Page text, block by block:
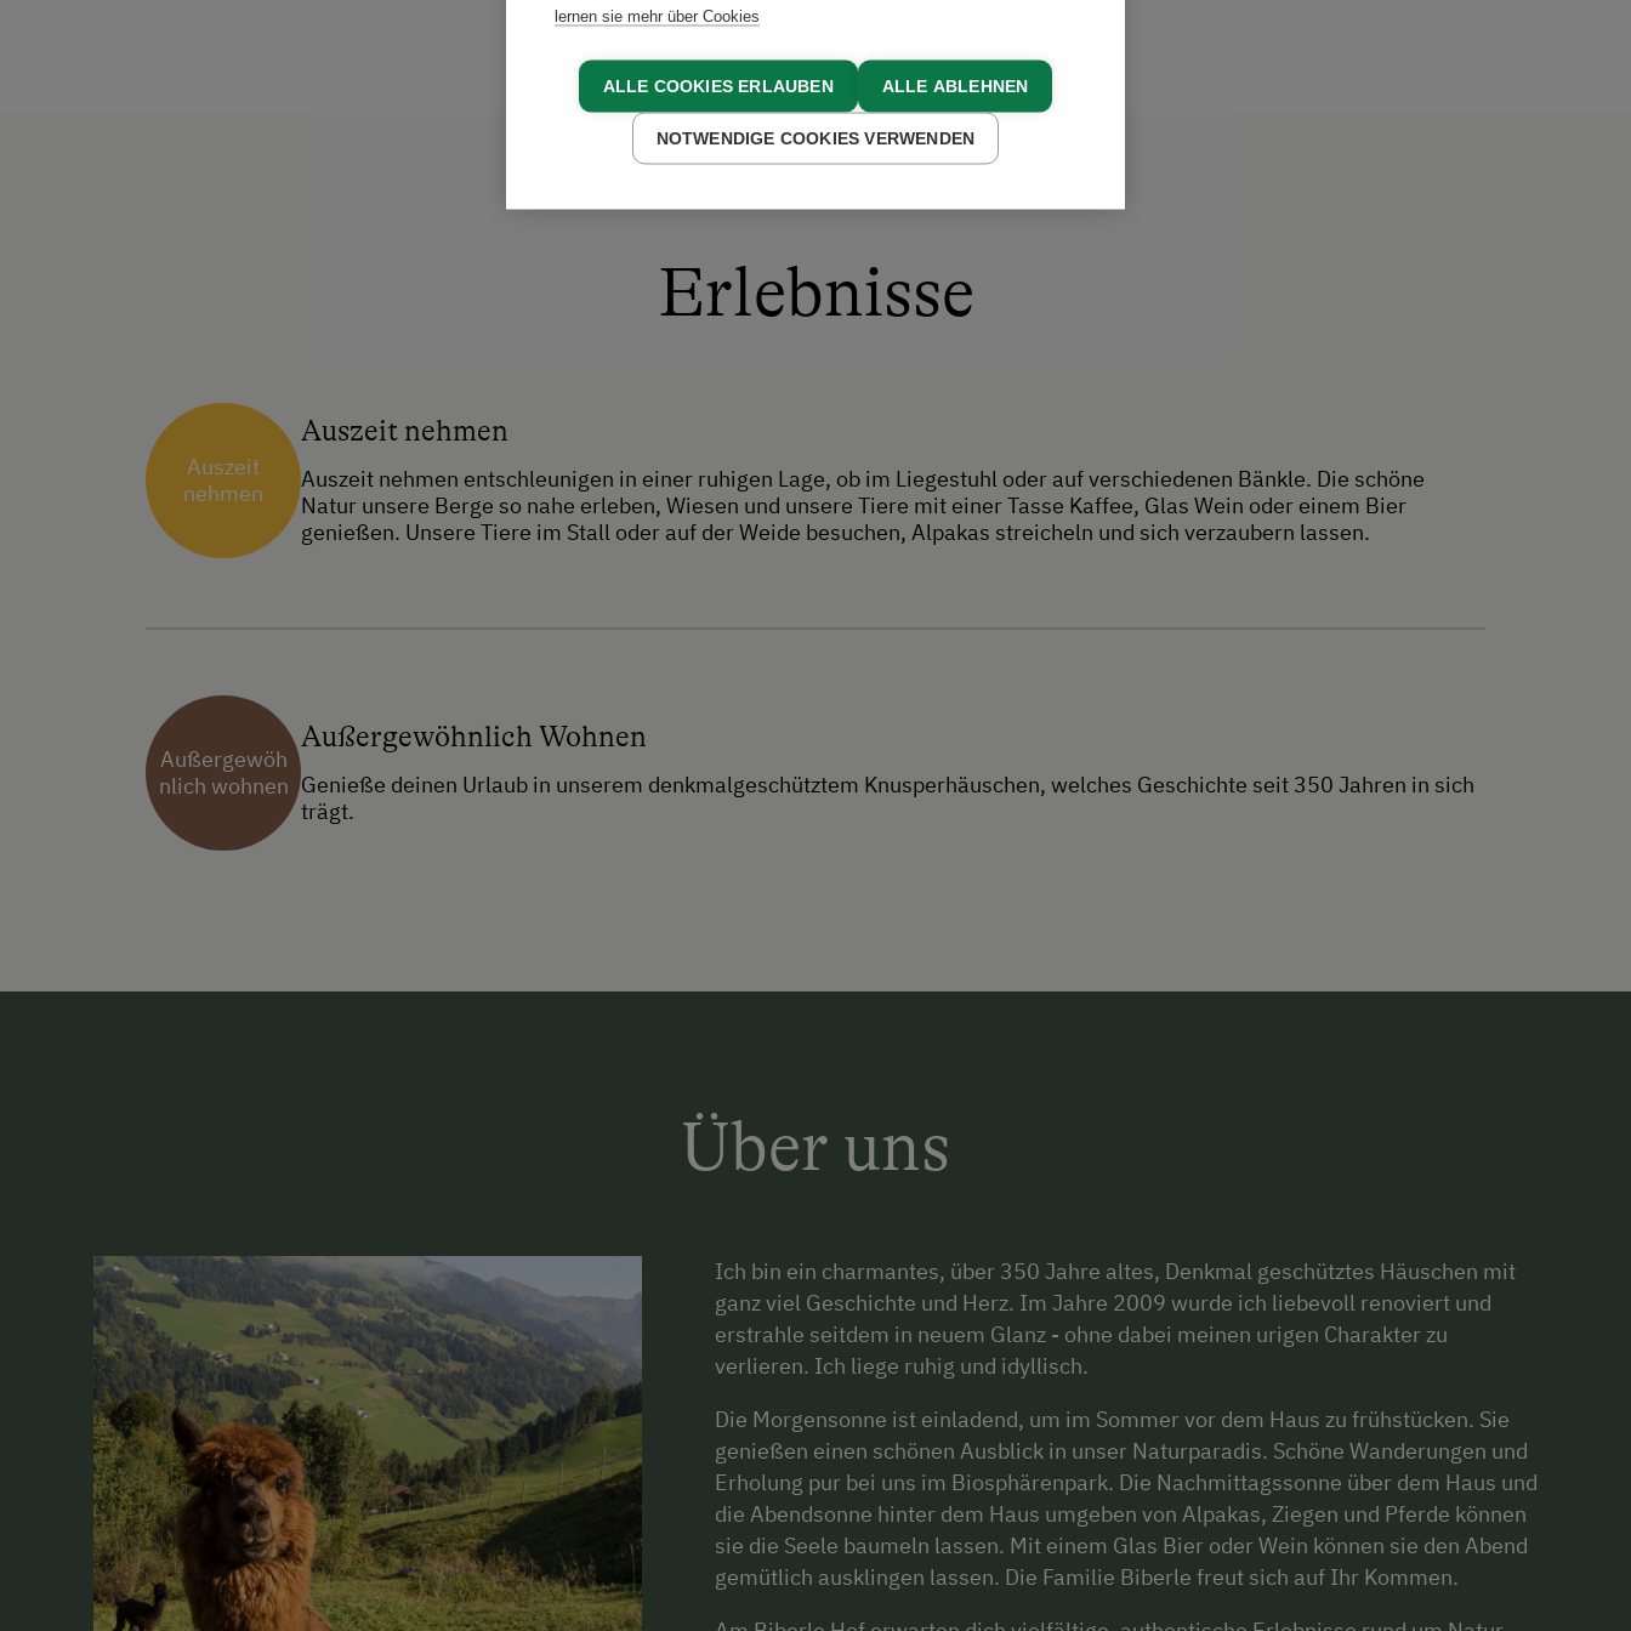
Erlebnisse
Auszeit
nehmen
Auszeit nehmen
Auszeit nehmen entschleunigen in einer ruhigen Lage, ob im Liegestuhl oder auf verschiedenen Bänkle. Die schöne
Natur unsere Berge so nahe erleben, Wiesen und unsere Tiere mit einer Tasse Kaffee, Glas Wein oder einem Bier
genießen. Unsere Tiere im Stall oder auf der Weide besuchen, Alpakas streicheln und sich verzaubern lassen.
Außergewöh
nlich wohnen
Außergewöhnlich Wohnen
Genieße deinen Urlaub in unserem denkmalgeschütztem Knusperhäuschen, welches Geschichte seit 350 Jahren in sich
trägt.
Über uns
Ich bin ein charmantes, über 350 Jahre altes, Denkmal geschütztes Häuschen mit
ganz viel Geschichte und Herz. Im Jahre 2009 wurde ich liebevoll renoviert und
erstrahle seitdem in neuem Glanz - ohne dabei meinen urigen Charakter zu
verlieren. Ich liege ruhig und idyllisch.
Die Morgensonne ist einladend, um im Sommer vor dem Haus zu frühstücken. Sie
genießen einen schönen Ausblick in unser Naturparadis. Schöne Wanderungen und
Erholung pur bei uns im Biosphärenpark. Die Nachmittagssonne über dem Haus und
die Abendsonne hinter dem Haus umgeben von Alpakas, Ziegen und Pferde können
sie die Seele baumeln lassen. Mit einem Glas Bier oder Wein können sie den Abend
gemütlich ausklingen lassen. Die Familie Biberle freut sich auf Ihr Kommen.
lernen sie mehr über Cookies
ALLE COOKIES ERLAUBEN ALLE ABLEHNEN
NOTWENDIGE COOKIES VERWENDEN